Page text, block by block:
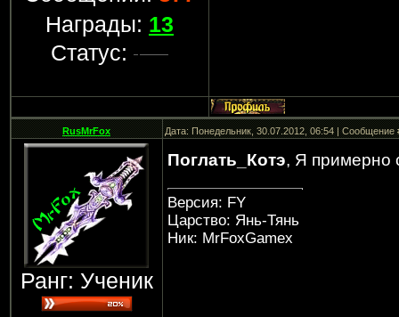
Награды: 13
Статус:
RusMrFox Дата: Понедельник, 30.07.2012, 06:54 | Сообщение
Ранг: Ученик
Поглать_Котэ, Я примерно
Версия: FY
Царство: Янь-Тянь
Ник: MrFoxGamex